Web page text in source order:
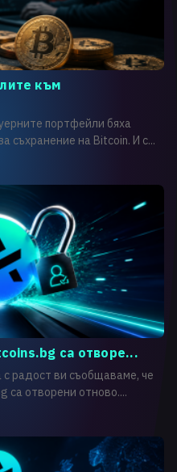
към
портфейли бяха
съхранение на Bitcoin. И с...
са отворе...
радост ви съобщаваме, че
са отворени отново....